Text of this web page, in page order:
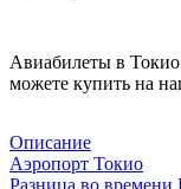
Авиабилеты в
можете купить на
Описание
Аэропорт Токио
Разница во